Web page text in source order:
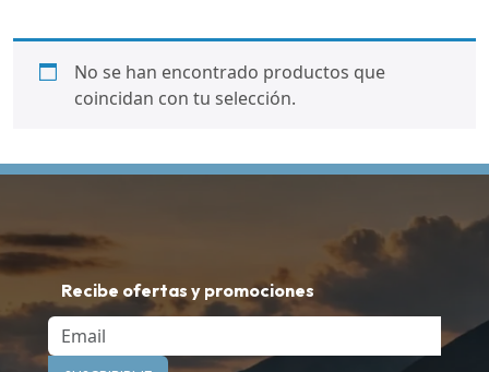
No se han encontrado productos que
coincidan con tu selección.
Recibe ofertas y promociones
Email